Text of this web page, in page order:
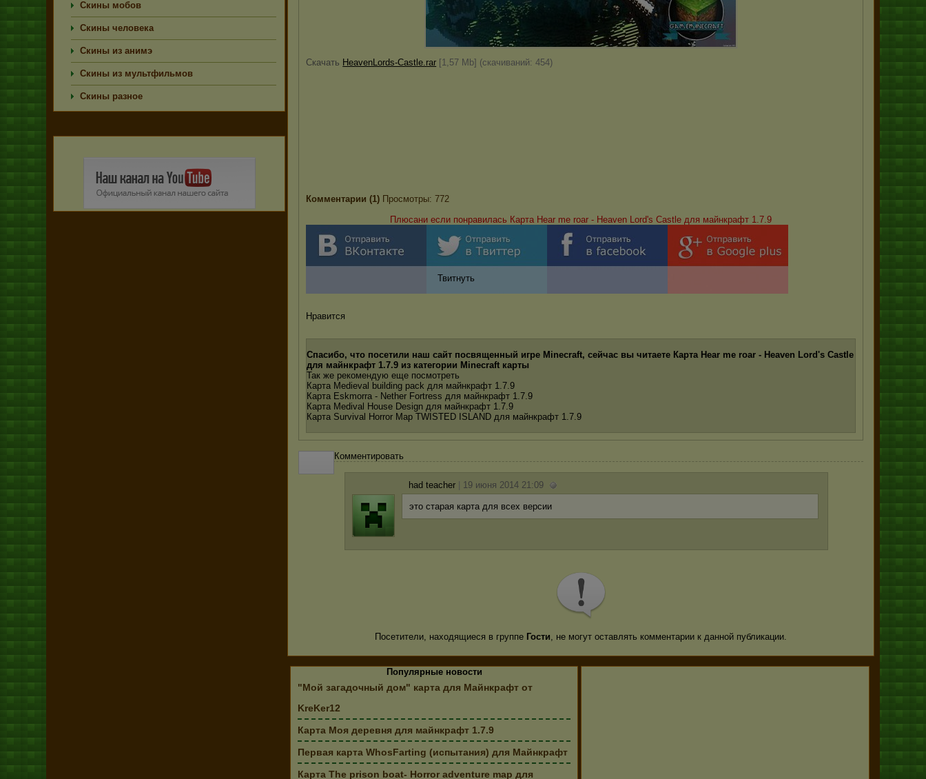
Скины мобов
Скины человека
Скины из анимэ
Скины из мультфильмов
Скины разное
Скачать HeavenLords-Castle.rar [1,57 Mb] (cкачиваний: 454)
Комментарии (1) Просмотры: 772
Плюсани если понравилась Карта Hear me roar - Heaven Lord's Castle для майнкрафт 1.7.9
Твитнуть
Нравится
Спасибо, что посетили наш сайт посвященный игре Minecraft, сейчас вы читаете Карта Hear me roar - Heaven Lord's Castle
для майнкрафт 1.7.9 из категории Minecraft карты
Так же рекомендую еще посмотреть
Карта Medieval building pack для майнкрафт 1.7.9
Карта Eskmorra - Nether Fortress для майнкрафт 1.7.9
Карта Medival House Design для майнкрафт 1.7.9
Карта Survival Horror Map TWISTED ISLAND для майнкрафт 1.7.9
Комментировать
had teacher 19 июня 2014 21:09
это старая карта для всех версии
Посетители, находящиеся в группе Гости, не могут оставлять комментарии к данной публикации.
Популярные новости
"Мой загадочный дом" карта для Майнкрафт от
KreKer12
Карта Моя деревня для майнкрафт 1.7.9
Первая карта WhosFarting (испытания) для Майнкрафт
Карта The prison boat- Horror adventure map для